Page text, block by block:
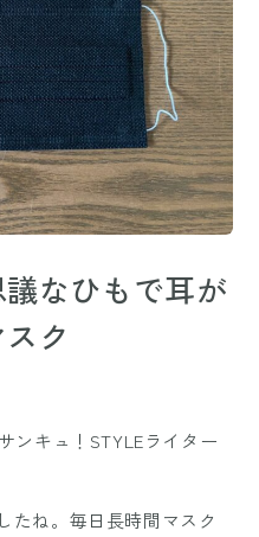
なひもで耳が
ク
ンキュ！STYLEライター
たね。毎日長時間マスク